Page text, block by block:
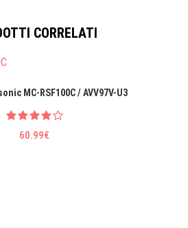
CORRELATI
MC-RSF100C / AVV97V-U3
60.99€